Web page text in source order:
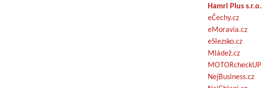
Hamri Plus s.r.o.
eČechy.cz
eMoravia.cz
eSlezsko.cz
Mládež.cz
MOTORcheckUP
NejBusiness.cz